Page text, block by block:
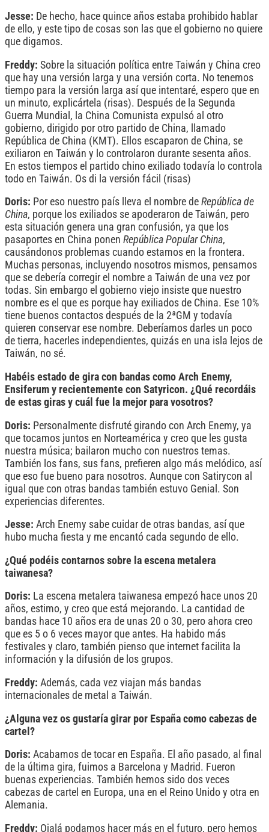
Jesse: De hecho, hace quince años estaba prohibido hablar
de ello, y este tipo de cosas son las que el gobierno no quiere
que digamos.
Freddy: Sobre la situación política entre Taiwán y China creo
que hay una versión larga y una versión corta. No tenemos
tiempo para la versión larga así que intentaré, espero que en
un minuto, explicártela (risas). Después de la Segunda
Guerra Mundial, la China Comunista expulsó al otro
gobierno, dirigido por otro partido de China, llamado
República de China (KMT). Ellos escaparon de China, se
exiliaron en Taiwán y lo controlaron durante sesenta años.
En estos tiempos el partido chino exiliado todavía lo controla
todo en Taiwán. Os di la versión fácil (risas)
Doris: Por eso nuestro país lleva el nombre de República de
China, porque los exiliados se apoderaron de Taiwán, pero
esta situación genera una gran confusión, ya que los
pasaportes en China ponen República Popular China,
causándonos problemas cuando estamos en la frontera.
Muchas personas, incluyendo nosotros mismos, pensamos
que se debería corregir el nombre a Taiwán de una vez por
todas. Sin embargo el gobierno viejo insiste que nuestro
nombre es el que es porque hay exiliados de China. Ese 10%
tiene buenos contactos después de la 2ªGM y todavía
quieren conservar ese nombre. Deberíamos darles un poco
de tierra, hacerles independientes, quizás en una isla lejos de
Taiwán, no sé.
Habéis estado de gira con bandas como Arch Enemy,
Ensiferum y recientemente con Satyricon. ¿Qué recordáis
de estas giras y cuál fue la mejor para vosotros?
Doris: Personalmente disfruté girando con Arch Enemy, ya
que tocamos juntos en Norteamérica y creo que les gusta
nuestra música; bailaron mucho con nuestros temas.
También los fans, sus fans, prefieren algo más melódico, así
que eso fue bueno para nosotros. Aunque con Satirycon al
igual que con otras bandas también estuvo Genial. Son
experiencias diferentes.
Jesse: Arch Enemy sabe cuidar de otras bandas, así que
hubo mucha fiesta y me encantó cada segundo de ello.
¿Qué podéis contarnos sobre la escena metalera
taiwanesa?
Doris: La escena metalera taiwanesa empezó hace unos 20
años, estimo, y creo que está mejorando. La cantidad de
bandas hace 10 años era de unas 20 o 30, pero ahora creo
que es 5 o 6 veces mayor que antes. Ha habido más
festivales y claro, también pienso que internet facilita la
información y la difusión de los grupos.
Freddy: Además, cada vez viajan más bandas
internacionales de metal a Taiwán.
¿Alguna vez os gustaría girar por España como cabezas de
cartel?
Doris: Acabamos de tocar en España. El año pasado, al final
de la última gira, fuimos a Barcelona y Madrid. Fueron
buenas experiencias. También hemos sido dos veces
cabezas de cartel en Europa, una en el Reino Unido y otra en
Alemania.
Freddy: Ojalá podamos hacer más en el futuro, pero hemos